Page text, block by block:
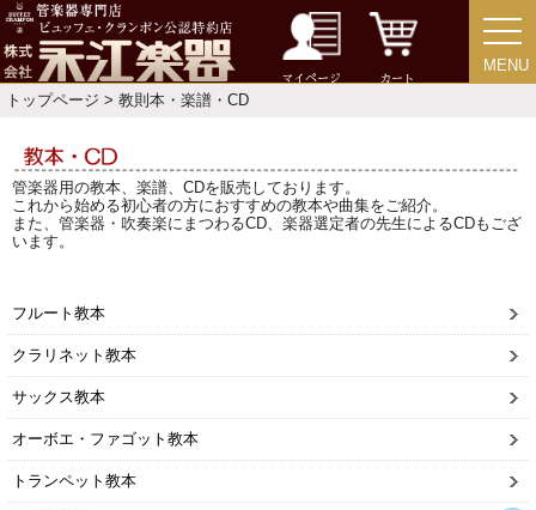
マイページ カート
MENU
MENU
トップページ > 教則本・楽譜・CD
管楽器用の教本、楽譜、CDを販売しております。
これから始める初心者の方におすすめの教本や曲集をご紹介。
また、管楽器・吹奏楽にまつわるCD、楽器選定者の先生によるCDもござ
います。
フルート教本
クラリネット教本
サックス教本
オーボエ・ファゴット教本
トランペット教本